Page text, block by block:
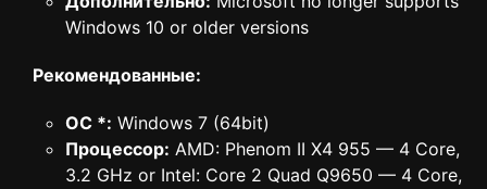
Windows 10 or older versions
Рекомендованные:
ОС *: Windows 7 (64bit)
Процессор: AMD: Phenom II X4 955 — 4 Core,
3.2 GHz or Intel: Core 2 Quad Q9650 — 4 Core,